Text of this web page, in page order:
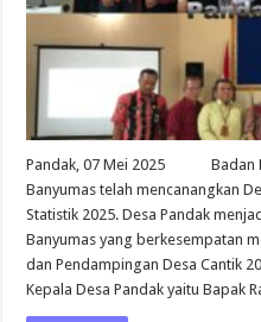
Pandak, 07 Mei 2025 Badan
Banyumas telah mencanangkan
Statistik 2025. Desa Pandak
Banyumas yang berkesempatan
dan Pendampingan Desa Cantik
Kepala Desa Pandak yaitu Bapak